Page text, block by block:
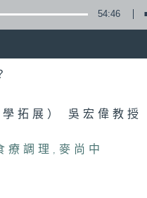
54:46
拓展） 吳宏偉教授
療調理 , 麥尚中